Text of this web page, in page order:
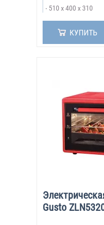
510 х 400 х 310
КУПИТЬ
Gusto